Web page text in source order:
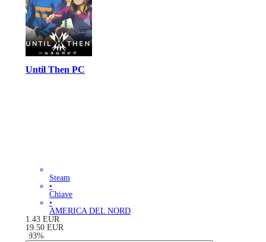
Until Then PC
Steam
•
Chiave
•
AMERICA DEL NORD
1.43 EUR
19.50 EUR
-93%